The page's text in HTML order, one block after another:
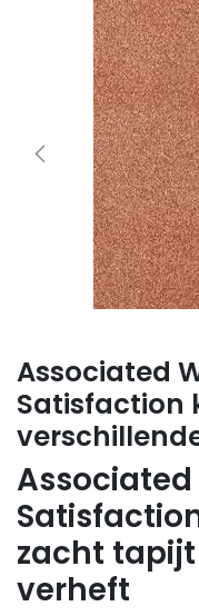
Associated
Satisfaction
zacht
verheft